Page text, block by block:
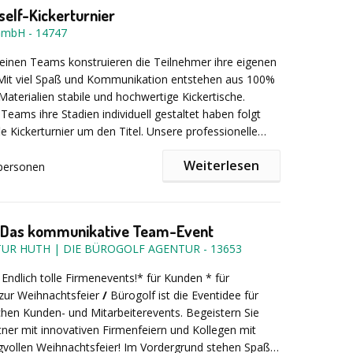
Servietten
Pizza (auch vegetarisch) + frischer Salat mit
+ Grillfackel + Nackensteak + Bratwurst +
Knoblauchdip + Baguette + Grillsaucen & Dips +
mit Zimt & Zucker
Bitte beachten Sie, dass wir keine Tische,
für die Gäste stellen. Getränke sind in diesem
Kickerturnier
- 14747
Teams konstruieren die Teilnehmer ihre eigenen
viel Spaß und Kommunikation entstehen aus 100%
stabile und hochwertige Kickertische.
ihre Stadien individuell gestaltet haben folgt
Kickerturnier um den Titel. Unsere professionelle
nachhaltiges Erlebnis!
Das Teamevent kann sowohl indoor als auch outdoor
Allerdings sollten die neu gebauten
im Regen stehen.
wir mit ca. 16 m² Fläche + 25 m² für
Weiterlesen
kommunikative Team-Event
HUTH | DIE BÜROGOLF AGENTUR - 13653
Endlich tolle Firmenevents!* für Kunden * für
Weihnachtsfeier / Bürogolf ist die Eventidee für
Kunden- und Mitarbeiterevents. Begeistern Sie
mit innovativen Firmenfeiern und Kollegen mit
Weihnachtsfeier! Im Vordergrund stehen Spaß,